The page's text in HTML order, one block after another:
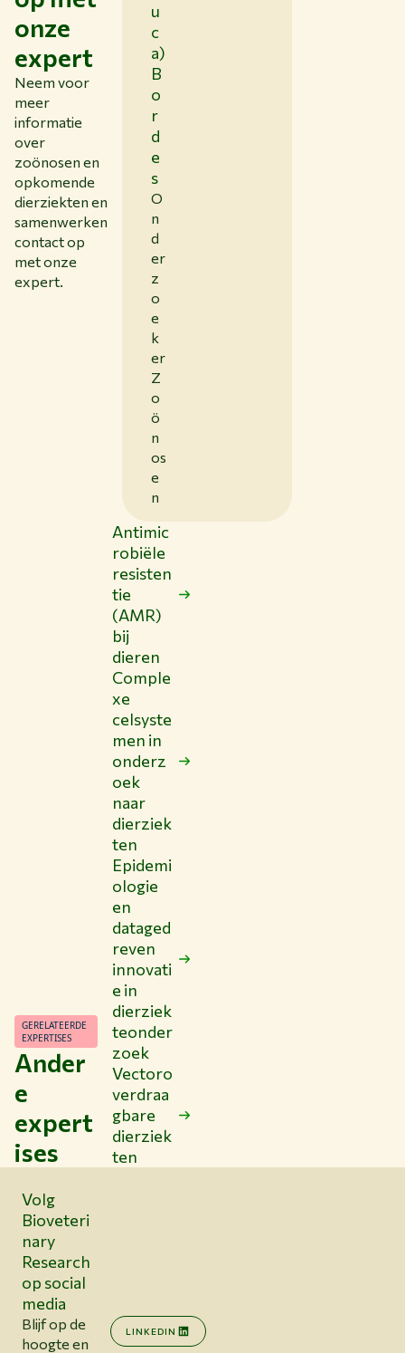
onze
expert
Neem voor
meer
informatie
over
zoönosen en
opkomende
dierziekten en
samenwerken
contact op
met onze
expert.
u
c
a)
B
o
r
d
e
s
O
n
d
er
z
o
e
k
er
Z
o
ö
n
os
e
n
Ander
e
expert
ises
GERELATEERDE
EXPERTISES
Antimic
robiële
resisten
tie
(AMR)
bij
dieren
Comple
xe
celsyste
men in
onderz
oek
naar
dierziek
ten
Epidemi
ologie
en
dataged
reven
innovati
e in
dierziek
teonder
zoek
Vectoro
verdraa
gbare
dierziek
ten
Volg
Bioveteri
nary
Research
op social
media
Blijf op de
hoogte en
LINKEDIN